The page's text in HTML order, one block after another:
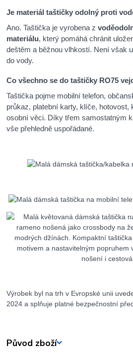
Je materiál taštičky odolný proti
Ano. Taštička je vyrobena z
materiálu, který pomáhá chránit
deštěm a běžnou vlhkostí. Není však
do vody.
Co všechno se do taštičky RO75
Taštička pojme mobilní telefon,
průkaz, platební karty, klíče, hotovost,
osobní věci. Díky třem samostatným
vše přehledně uspořádané.
Výrobek byl na trh v Evropské unii
2024 a splňuje platné bezpečnostní
Původ zboží